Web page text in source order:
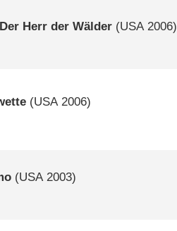
Herr der Wälder (USA 2006)
(USA 2006)
(USA 2003)